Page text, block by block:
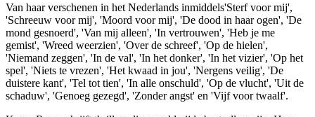
Van haar verschenen in het Nederlands inmiddels'Sterf voor mij',
'Schreeuw voor mij', 'Moord voor mij', 'De dood in haar ogen', 'De
mond gesnoerd', 'Van mij alleen', 'In vertrouwen', 'Heb je me
gemist', 'Wreed weerzien', 'Over de schreef', 'Op de hielen',
'Niemand zeggen', 'In de val', 'In het donker', 'In het vizier', 'Op het
spel', 'Niets te vrezen', 'Het kwaad in jou', 'Nergens veilig', 'De
duistere kant', 'Tel tot tien', 'In alle onschuld', 'Op de vlucht', 'Uit de
schaduw', 'Genoeg gezegd', 'Zonder angst' en 'Vijf voor twaalf'.